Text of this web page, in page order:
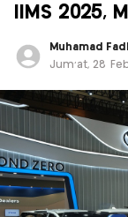
IIMS 2025,
Muhamad
Jum'at, 28